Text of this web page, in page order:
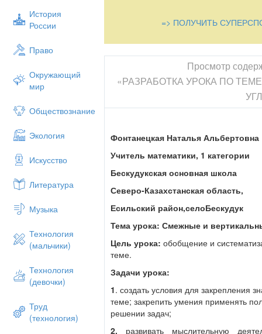
История
России
Право
Окружающий
мир
Обществознание
Экология
Искусство
Литература
Музыка
Технология
(мальчики)
Технология
(девочки)
Труд
(технология)
Слушаем внимательно.
Пожелаем, друг другу удачи на уроке и
“Вдохновение нужно в геометрии не
Для того, чтобы узнать кто автор этих
Как называется угол, градусная мера
Сколько минут в 1 градусе?
Расстояние между населенными
Что мы делаем с углами с помощью
Верно ли утверждение: Сумма смежных
ΙΙ. Актуализация опорных знаний.
Опрос по теории.
Сколько прямых можно провести
Объясните, что такое отрезок?
Какая точка называется серединой
равные части)
Какая фигура называется углом?
лучей,исходящих из этой точки)
=> ПОЛУЧИТЬ
Просмотр
«РАЗРАБОТКА УРОКА ПО
Фонтанецкая Наталья Альбертовна
Учитель математики, 1 категории
Бескудукская основная школа
Северо-Казахстанская область,
Есильский район,селоБескудук
Тема урока: Смежные и
Цель урока: обобщение и
теме.
Задачи урока:
1. создать условия для закрепления
теме; закрепить умения применять
решении задач;
2. развивать мыслительную